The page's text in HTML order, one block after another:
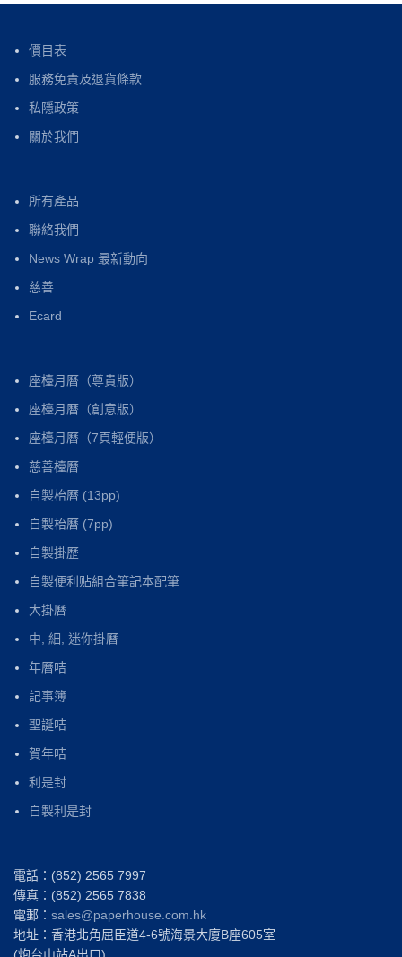
價目表
服務免責及退貨條款
私隱政策
關於我們
所有產品
聯絡我們
News Wrap 最新動向
慈善
Ecard
座檯月曆（尊貴版）
座檯月曆（創意版）
座檯月曆（7頁輕便版）
慈善檯曆
自製枱曆 (13pp)
自製枱曆 (7pp)
自製掛歷
自製便利贴組合筆記本配筆
大掛曆
中, 細, 迷你掛曆
年曆咭
記事簿
聖誕咭
賀年咭
利是封
自製利是封
電話：(852) 2565 7997
傳真：(852) 2565 7838
電郵： sales@paperhouse.com.hk
地址：香港北角屈臣道4-6號海景大廈B座605室
(炮台山站A出口)